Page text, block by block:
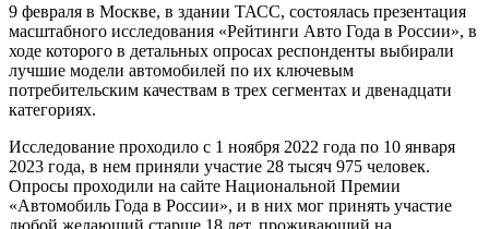
9 февраля в Москве, в здании ТАСС, состоялась презентация
масштабного исследования «Рейтинги Авто Года в России», в
ходе которого в детальных опросах респонденты выбирали
лучшие модели автомобилей по их ключевым
потребительским качествам в трех сегментах и двенадцати
категориях.
Исследование проходило с 1 ноября 2022 года по 10 января
2023 года, в нем приняли участие 28 тысяч 975 человек.
Опросы проходили на сайте Национальной Премии
«Автомобиль Года в России», и в них мог принять участие
любой желающий старше 18 лет, проживающий на